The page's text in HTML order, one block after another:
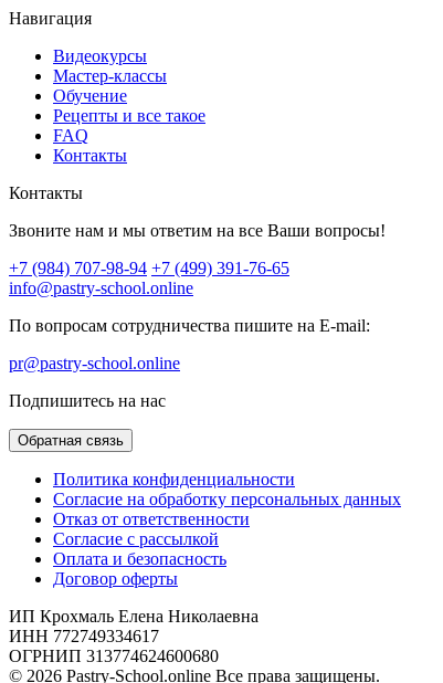
Навигация
Видеокурсы
Мастер-классы
Обучение
Рецепты и все такое
FAQ
Контакты
Контакты
Звоните нам и мы ответим на все Ваши вопросы!
+7 (984) 707-98-94 +7 (499) 391-76-65
info@pastry-school.online
По вопросам сотрудничества пишите на E-mail:
pr@pastry-school.online
Подпишитесь на нас
Обратная связь
Политика конфиденциальности
Согласие на обработку персональных данных
Отказ от ответственности
Согласие с рассылкой
Оплата и безопасность
Договор оферты
ИП Крохмаль Елена Николаевна
ИНН 772749334617
ОГРНИП 313774624600680
© 2026 Pastry-School.online Все права защищены.